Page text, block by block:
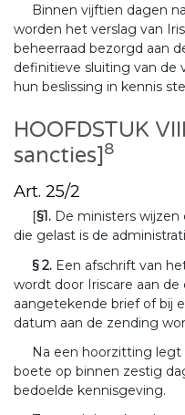
Binnen vijftien dagen
worden het verslag van
beheerraad bezorgd aan
definitieve sluiting van de
hun beslissing in kennis
HOOFDSTUK
sancties]8
Art. 25/2
[§1. De ministers wijzen
die gelast is de
§ 2. Een afschrift van
wordt door Iriscare aan
aangetekende brief of bij
datum aan de zending
Na een hoorzitting
boete op binnen zestig
bedoelde kennisgeving.